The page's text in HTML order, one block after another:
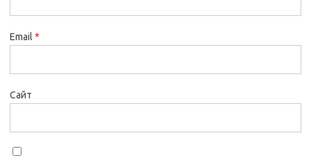
Email *
Сайт